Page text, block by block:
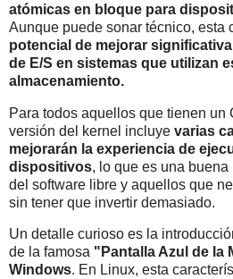
atómicas en bloque para
Aunque puede sonar técnico, esta
potencial de mejorar
de E/S en sistemas que utilizan
almacenamiento.
Para todos aquellos que tienen un
versión del kernel incluye varias
mejorarán la experiencia de
dispositivos, lo que es una
del software libre y aquellos que
sin tener que invertir demasiado.
Un detalle curioso es la
de la famosa "Pantalla Azul de la
Windows. En Linux, esta